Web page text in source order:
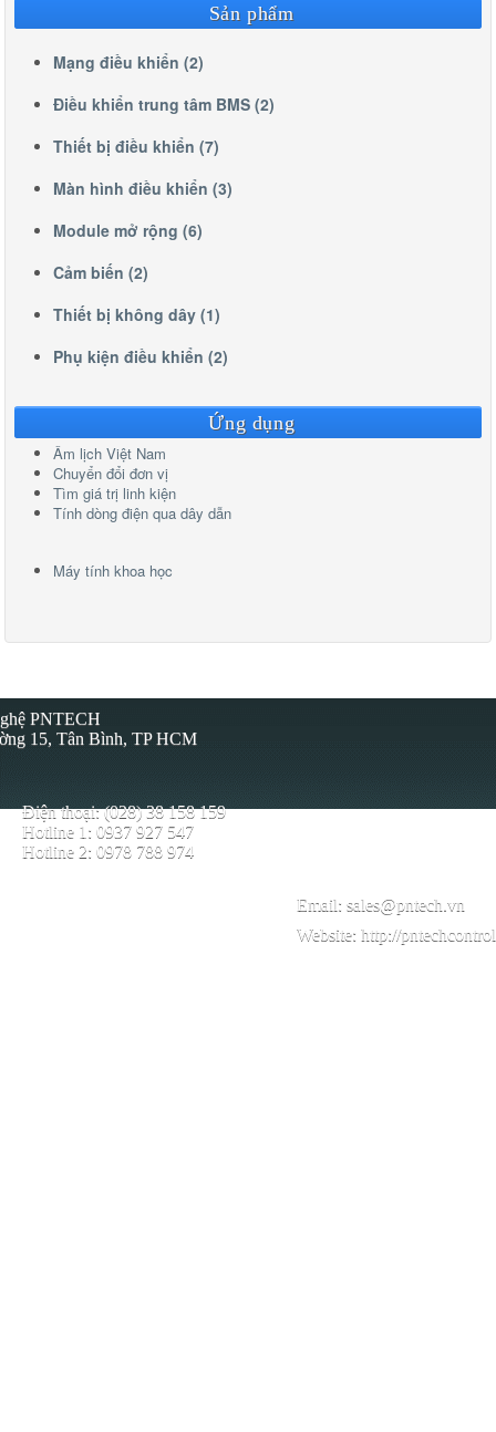
Sản phẩm
Mạng điều khiển (2)
Điều khiển trung tâm BMS (2)
Thiết bị điều khiển (7)
Màn hình điều khiển (3)
Module mở rộng (6)
Cảm biến (2)
Thiết bị không dây (1)
Phụ kiện điều khiển (2)
Ứng dụng
Âm lịch Việt Nam
Chuyển đổi đơn vị
Tìm giá trị linh kiện
Tính dòng điện qua dây dẫn
Máy tính khoa học
PNTECH
15, Tân Bình, TP HCM
Điện thoại: (028) 38 158 159
Hotline 1: 0937 927 547
Hotline 2: 0978 788 974
Email: sales@pntech.vn
Website: http://